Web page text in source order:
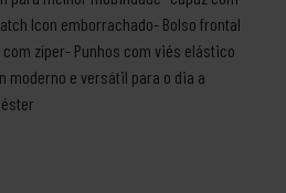
Icon emborrachado- Bolso frontal
zíper- Punhos com viés elástico
moderno e versátil para o dia a